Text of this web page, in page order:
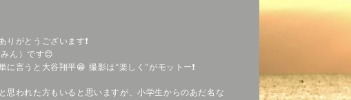
がとうございます❗️
ん）です😊
言うと大谷翔平😁 撮影は“楽しく”がモットー❗️
思われた方もいると思いますが、小学生からのあだ名な